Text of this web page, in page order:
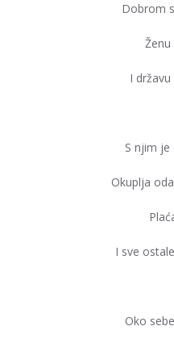
Dobrom
I
S njim je
Okuplja
I sve
Oko